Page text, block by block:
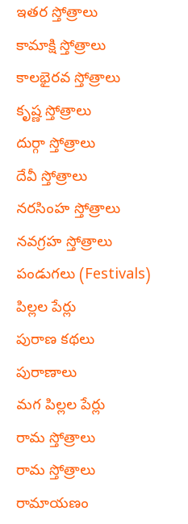
ఇతర స్తోత్రాలు
కామాక్షి స్తోత్రాలు
కాలభైరవ స్తోత్రాలు
కృష్ణ స్తోత్రాలు
దుర్గా స్తోత్రాలు
దేవీ స్తోత్రాలు
నరసింహ స్తోత్రాలు
నవగ్రహ స్తోత్రాలు
పండుగలు (Festivals)
పిల్లల పేర్లు
పురాణ కథలు
పురాణాలు
మగ పిల్లల పేర్లు
రామ స్తోత్రాలు
రామ స్తోత్రాలు
రామాయణం